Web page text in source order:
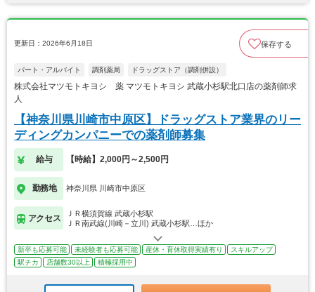
更新日：2026年6月18日 保存する
パート・アルバイト 調剤薬局 ドラッグストア（調剤併設）
株式会社マツモトキヨシ 薬 マツモトキヨシ 武蔵小杉駅北口店の薬剤師求
人
【神奈川県川崎市中原区】ドラッグストア業界のリー
ディングカンパニーでの薬剤師募集
給与 【時給】2,000円～2,500円
勤務地 神奈川県 川崎市中原区
アクセス
ＪＲ横須賀線 武蔵小杉駅
ＪＲ南武線(川崎－立川) 武蔵小杉駅…ほか
新卒も応募可能 未経験者も応募可能 産休・育休取得実績有り
スキルアップ
駅チカ
店舗数30以上 積極採用中